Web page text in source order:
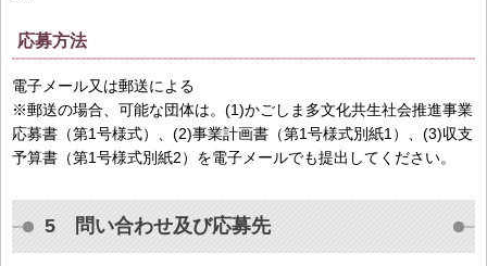
応募方法
電子メール又は郵送による
※郵送の場合、可能な団体は。(1)かごしま多文化共生社会推進事業
応募書（第1号様式）、(2)事業計画書（第1号様式別紙1）、(3)収支
予算書（第1号様式別紙2）を電子メールでも提出してください。
5 問い合わせ及び応募先